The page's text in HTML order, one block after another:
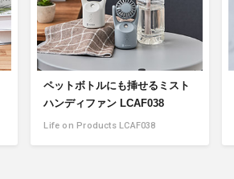
ペットボトルにも挿せるミスト
ハンディファン LCAF038
Life on Products LCAF038